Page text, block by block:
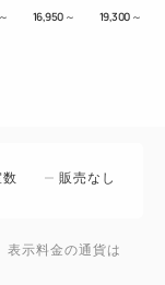
をご用意してお
客様だけの特典
。
きください。
～ 16,950 ～ 19,300 ～
数 販売なし
示料金の通貨は